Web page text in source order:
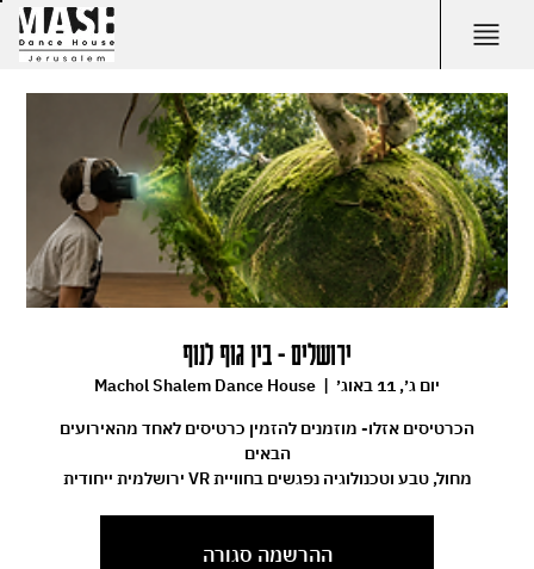
ירושלים - בין גוף לנוף
יום ג׳, 11 באוג׳
  |
Machol Shalem Dance House
הכרטיסים אזלו- מוזמנים להזמין כרטיסים לאחד מהאירועים
מחול, טבע וטכנולוגיה נפגשים בחוויית VR ירושלמית ייחודית
ההרשמה סגורה